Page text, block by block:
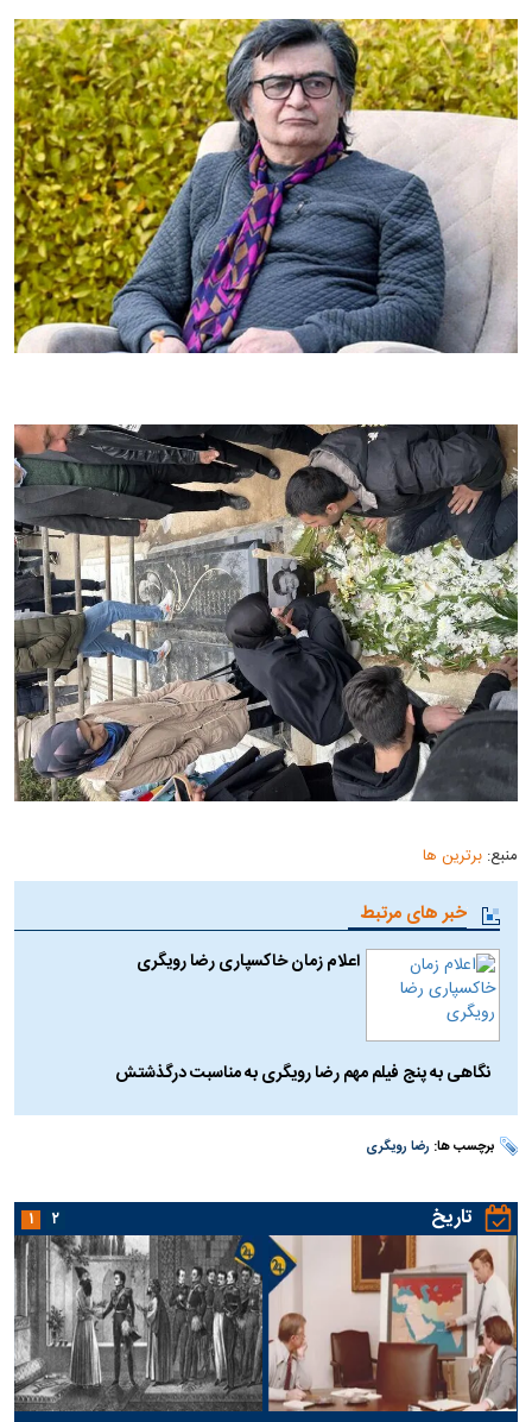
منبع:برترین ها
خبر های مرتبط
اعلام زمان خاکسپاری رضا رویگری
نگاهی به پنج فیلم مهم رضا رویگری به مناسبت درگذشتش
برچسب ها: رضا رویگری
تاریخ ۱ ۲